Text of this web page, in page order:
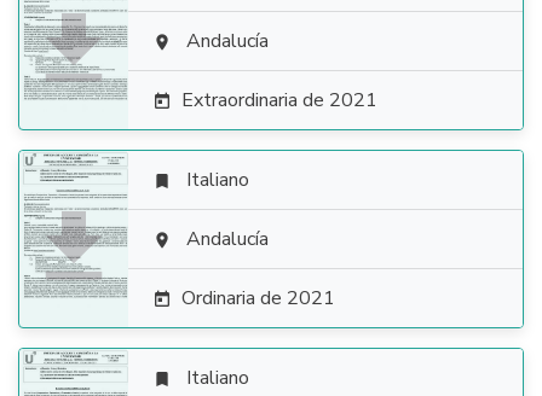
  Andalucía
 Extraordinaria de 2021

 Italiano
 Andalucía
 Ordinaria de 2021
 Italiano